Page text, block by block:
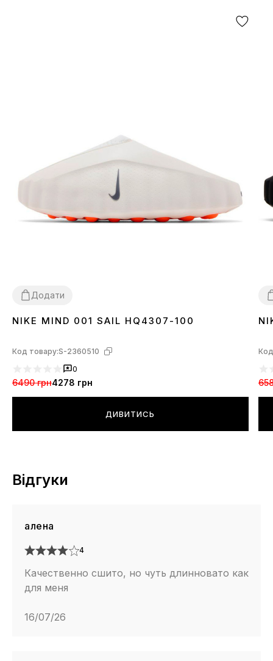
Додати
3738 39 40 41 42 43 44
NIKE MIND 001 SAIL HQ4307-100
Код товару:S-2360510
0
6490 грн4278 грн
ДИВИТИСЬ
Відгуки
алена
4
Качественно сшито, но чуть длинновато как
для меня
16/07/26